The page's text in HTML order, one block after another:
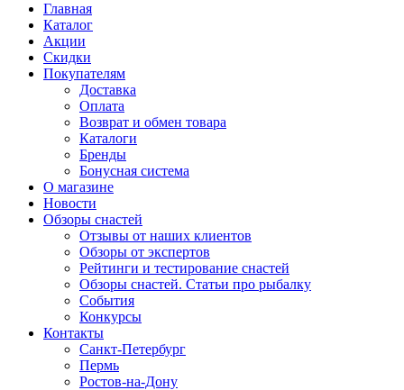
Главная
Каталог
Акции
Скидки
Покупателям
Доставка
Оплата
Возврат и обмен товара
Каталоги
Бренды
Бонусная система
О магазине
Новости
Обзоры снастей
Отзывы от наших клиентов
Обзоры от экспертов
Рейтинги и тестирование снастей
Обзоры снастей. Статьи про рыбалку
События
Конкурсы
Контакты
Санкт-Петербург
Пермь
Ростов-на-Дону